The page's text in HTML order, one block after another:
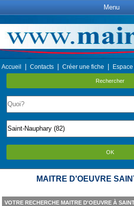
Menu
Accueil Contacts Créer une fiche
Rechercher
OK
MAITRE D'OEUVRE
VOTRE RECHERCHE MAITRE D'OEUVRE À